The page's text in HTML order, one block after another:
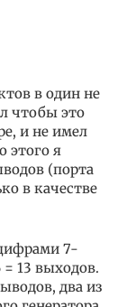
в один не
чтобы это
и не имел
этого я
(порта
в качестве
7-
= 13 выходов.
два из